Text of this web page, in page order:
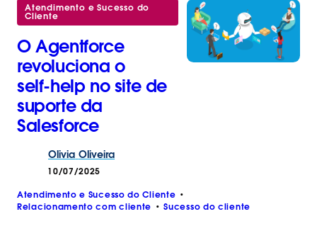
Atendimento e Sucesso do
Cliente
O Agentforce
revoluciona o
self‑help no site de
suporte da
Salesforce
Olivia Oliveira
10/07/2025
Atendimento e Sucesso do Cliente
Relacionamento com cliente
Sucesso do cliente